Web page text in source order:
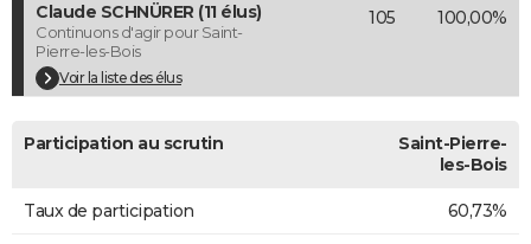
S'inscrire
Se connecter
Lycées
Collèges
Primaires
Universités
Entreprises
Service militaire
Avis de recherche
AVIS DE DÉCÈS
FORUM
Bricolage
Lifestyle
Culture
Sport
Auto
Television
Voyage
Cinema
Claude SCHNÜRER (11 élus)
Continuons d'agir pour Saint-
Pierre-les-Bois
Voir la liste des élus
105 100,00%
Participation au scrutin
Saint-Pierre-
les-Bois
Taux de participation 60,73%